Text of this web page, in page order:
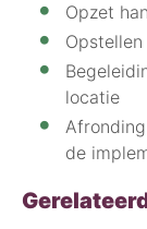
Opzet
locatie
de